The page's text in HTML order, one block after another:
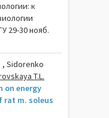
к
29-30 нояб.
, Sidorenko
T.L.
on energy
rat m. soleus